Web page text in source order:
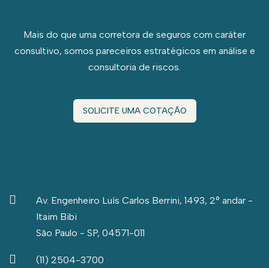
Mais do que uma corretora de seguros com caráter
consultivo, somos pareceiros estratégicos em análise e
consultoria de riscos.
SOLICITE UMA COTAÇÃO
Av. Engenheiro Luís Carlos Berrini, 1493, 2° andar -
Itaim Bibi
São Paulo - SP, 04571-011
(11) 2504-3700